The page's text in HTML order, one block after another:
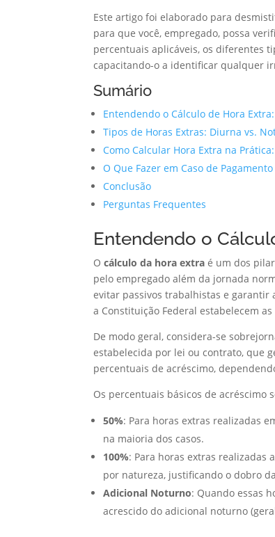
Este artigo foi elaborado para
para que você, empregado, possa
percentuais aplicáveis, os diferentes
capacitando-o a identificar qualquer
Sumário
Entendendo o Cálculo de Hora
Tipos de Horas Extras: Diurna vs.
Como Calcular Hora Extra na
O Que Fazer em Caso de
Conclusão
Perguntas Frequentes
Entendendo o
Ocálculo da hora extra é um dos
pelo empregado além da jornada
evitar passivos trabalhistas e garantir
a Constituição Federal estabelecem
De modo geral, considera-se
estabelecida por lei ou contrato, que
percentuais de acréscimo,
Os percentuais básicos de acréscimo
50%: Para horas extras realizadas
na maioria dos casos.
100%: Para horas extras realizadas
por natureza, justificando o dobro
Adicional Noturno: Quando essas
acrescido do adicional noturno